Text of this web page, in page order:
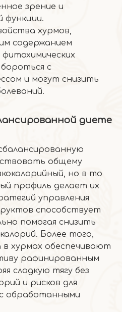
зрение и
функции.
хурмов,
содержанием
с
и могут снизить
диете
общему
но в то
профиль делает их
управления
способствует
помогая снизить
Более того,
хурмах обеспечивают
рафинированным
сладкую тягу без
и рисков для
с обработанными